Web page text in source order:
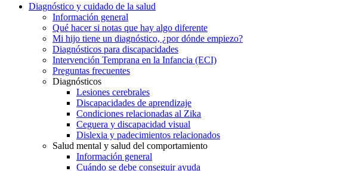
Diagnóstico y cuidado de la salud
Información general
Qué hacer si notas que hay algo diferente
Mi hijo tiene un diagnóstico, ¿por dónde empiezo?
Diagnósticos para discapacidades
Intervención Temprana en la Infancia (ECI)
Preguntas frecuentes
Diagnósticos
Lesiones cerebrales
Discapacidades de aprendizaje
Condiciones relacionadas al Zika
Ceguera y discapacidad visual
Dislexia y padecimientos relacionados
Salud mental y salud del comportamiento
Información general
Cuándo se debe conseguir ayuda